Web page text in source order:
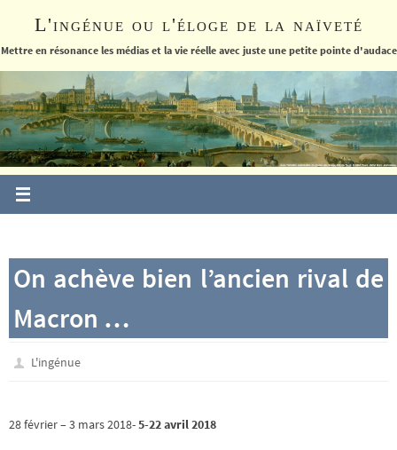
le
L'ingénue ou l'éloge de la naïveté
Mettre en résonance les médias et la vie réelle avec juste une petite pointe d'audace
On achève bien l’ancien rival de
Macron …
L'ingénue
28 février – 3 mars 2018-5-22 avril 2018